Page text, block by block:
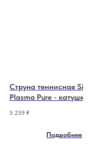
Струна теннисная
Plasma Pure - катушка
5 259 ₽
Подробнее